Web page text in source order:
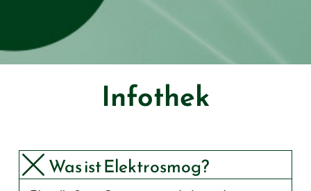
Infothek
Was ist Elektro­smog?